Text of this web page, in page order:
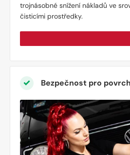
trojnásobné snížení nákladů ve
čisticími prostředky.
Bezpečnost pro